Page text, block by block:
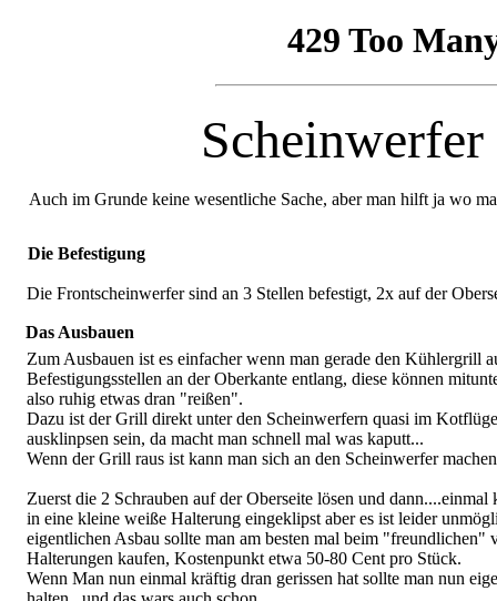
Scheinwerfer
Auch im Grunde keine wesentliche Sache, aber man hilft ja wo
Die Befestigung
Die Frontscheinwerfer sind an 3 Stellen befestigt, 2x auf der
Das Ausbauen
Zum Ausbauen ist es einfacher wenn man gerade den Kühlergrill
Befestigungsstellen an der Oberkante entlang, diese können
also ruhig etwas dran "reißen".
Dazu ist der Grill direkt unter den Scheinwerfern quasi im
ausklinpsen sein, da macht man schnell mal was kaputt...
Wenn der Grill raus ist kann man sich an den Scheinwerfer
Zuerst die 2 Schrauben auf der Oberseite lösen und
in eine kleine weiße Halterung eingeklipst aber es ist leider
eigentlichen Asbau sollte man am besten mal beim
Halterungen kaufen, Kostenpunkt etwa 50-80 Cent pro Stück.
Wenn Man nun einmal kräftig dran gerissen hat sollte man nun